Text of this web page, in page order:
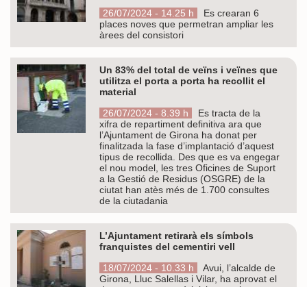
26/07/2024 - 14.25 h
Es crearan 6
places noves que permetran ampliar les
àrees del consistori
Un 83% del total de veïns i veïnes que
utilitza el porta a porta ha recollit el
material
26/07/2024 - 8.39 h
Es tracta de la
xifra de repartiment definitiva ara que
l’Ajuntament de Girona ha donat per
finalitzada la fase d’implantació d’aquest
tipus de recollida. Des que es va engegar
el nou model, les tres Oficines de Suport
a la Gestió de Residus (OSGRE) de la
ciutat han atès més de 1.700 consultes
de la ciutadania
L’Ajuntament retirarà els símbols
franquistes del cementiri vell
18/07/2024 - 10.33 h
Avui, l’alcalde de
Girona, Lluc Salellas i Vilar, ha aprovat el